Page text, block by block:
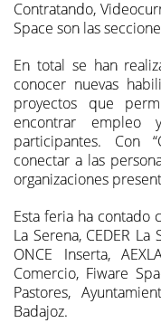
Contratando,
Space son las
En total se han
conocer nuevas
proyectos que
encontrar empleo
participantes. Con
conectar a las
organizaciones
Esta feria ha contado
La Serena, CEDER La
ONCE Inserta,
Comercio, Fiware
Pastores,
Badajoz.